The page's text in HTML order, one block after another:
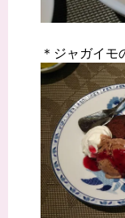
＊ジャガイモ